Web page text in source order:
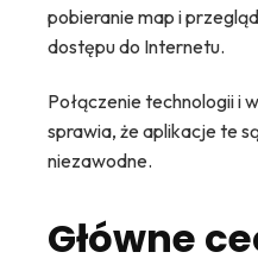
pobieranie map i
dostępu do Internetu.
Połączenie technologii i
sprawia, że aplikacje te
niezawodne.
Główne